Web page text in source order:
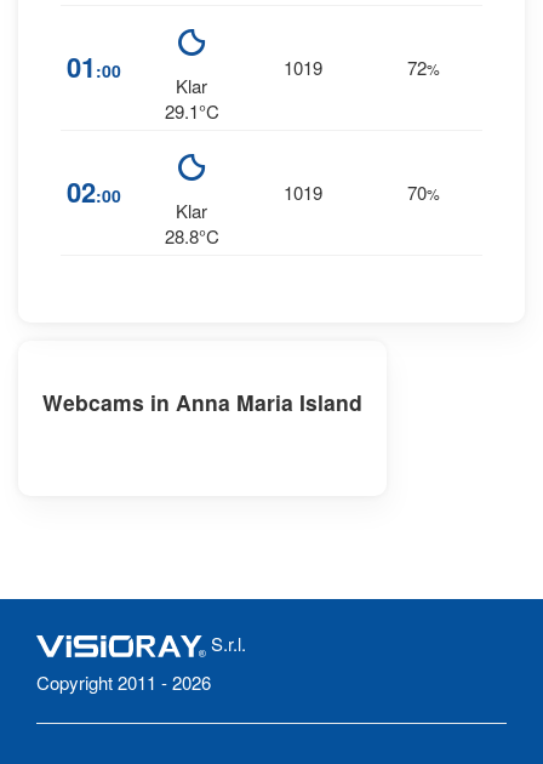
01 :00
Klar
29.1°C
1019 72%
02:00
Klar
28.8°C
1019 70%
Webcams in Anna Maria Island
S.r.l.
Copyright 2011 - 2026